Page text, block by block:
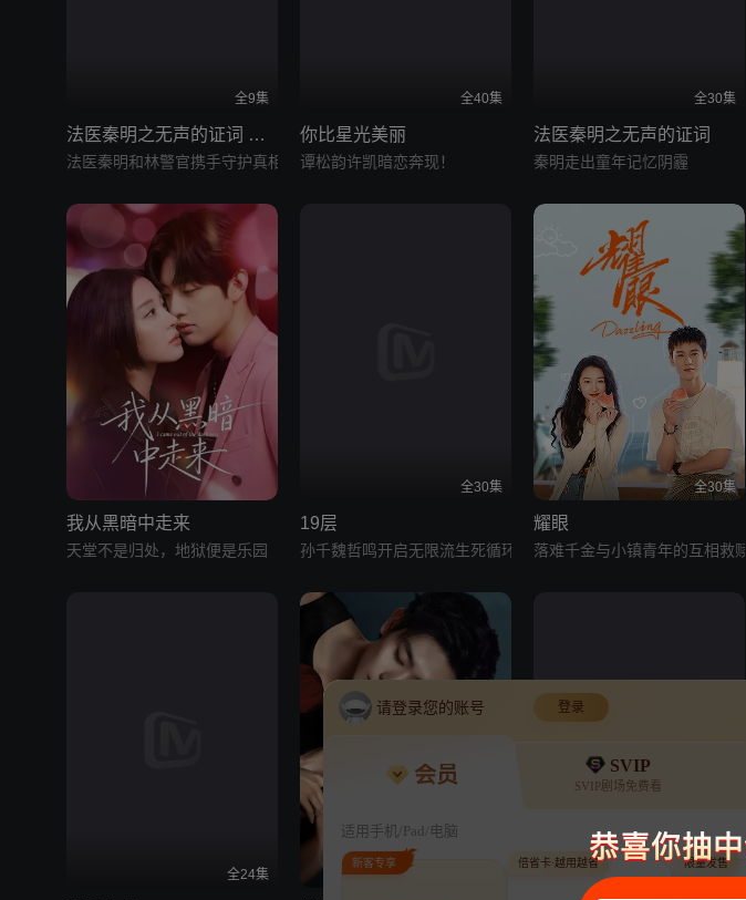
全9集
法医秦明之无声的证词 案
件版
法医秦明和林警官携手守护真相
全40集
你比星光美丽
谭松韵许凯暗恋奔现！
全30集
法医秦明之无声的证词
秦明走出童年记忆阴霾
我从黑暗中走来
天堂不是归处，地狱便是乐园
全30集
19层
孙千魏哲鸣开启无限流生死循环
全30集
耀眼
落难千金与小镇青年的互相救赎
全24集 全18集
请登录您的账号 登录
会员 SVIP
SVIP剧场免费看
适用手机/Pad/电脑
新客专享 倍省卡·越用越省 限量发售